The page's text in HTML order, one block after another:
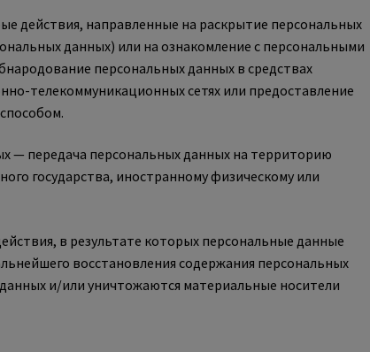
действия, направленные на раскрытие персональных
данных) или на ознакомление с персональными
персональных данных в средствах
телекоммуникационных сетях или предоставление
— передача персональных данных на территорию
государства, иностранному физическому или
в результате которых персональные данные
восстановления содержания персональных
и/или уничтожаются материальные носители